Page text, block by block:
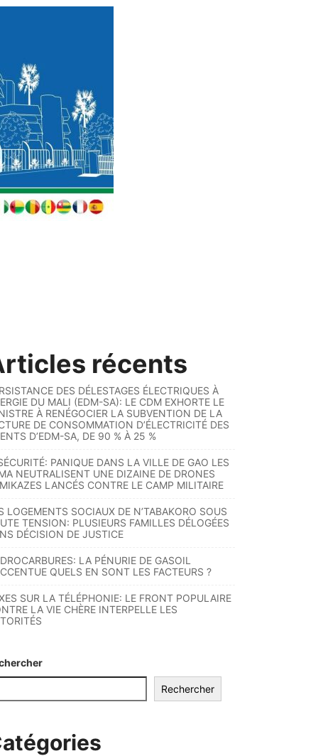
récents
DES DÉLESTAGES ÉLECTRIQUES À
DU MALI (EDM-SA): LE CDM EXHORTE LE
À RENÉGOCIER LA SUBVENTION DE LA
DE CONSOMMATION D’ÉLECTRICITÉ DES
D’EDM-SA, DE 90 % À 25 %
PANIQUE DANS LA VILLE DE GAO LES
NEUTRALISENT UNE DIZAINE DE DRONES
LANCÉS CONTRE LE CAMP MILITAIRE
LOGEMENTS SOCIAUX DE N’TABAKORO SOUS
TENSION: PLUSIEURS FAMILLES DÉLOGÉES
DÉCISION DE JUSTICE
LA PÉNURIE DE GASOIL
QUELS EN SONT LES FACTEURS ?
SUR LA TÉLÉPHONIE: LE FRONT POPULAIRE
LA VIE CHÈRE INTERPELLE LES
Rechercher